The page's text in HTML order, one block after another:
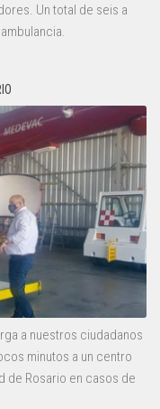
Un total de seis a
a nuestros ciudadanos
minutos a un centro
de Rosario en casos de